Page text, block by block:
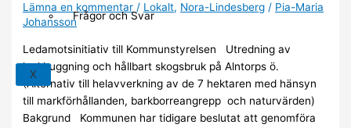
Frågor och Svar
X
Lämna en kommentar / Lokalt, Nora-Lindesberg / Pia-Maria
Johansson
Ledamotsinitiativ till Kommunstyrelsen Utredning av
luckhuggning och hållbart skogsbruk på Alntorps ö.
(Alternativ till helavverkning av de 7 hektaren med hänsyn
till markförhållanden, barkborreangrepp och naturvärden)
Bakgrund Kommunen har tidigare beslutat att genomföra